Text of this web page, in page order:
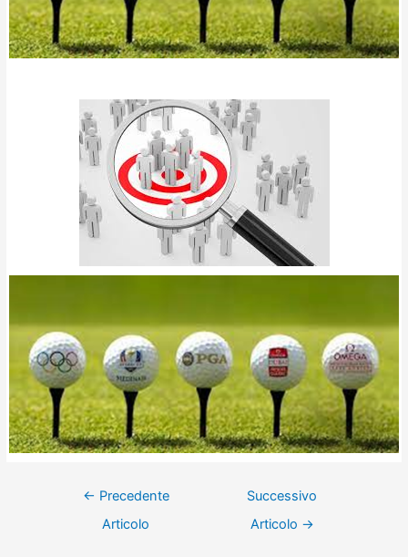
← Precedente
Articolo
Successivo
Articolo →